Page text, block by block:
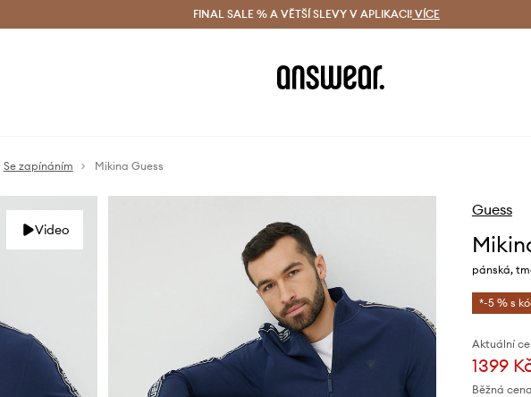
Doručení a vrácení zdarma (od 1800 Kč) Doručení i do 24 h
FINAL SALE % A VĚTŠÍ SLEVY V APLIKACI! VÍCE
Se zapínáním Mikina Guess
Video
Guess
pánská,
*-5 % s
Aktuální
1399
Běžná